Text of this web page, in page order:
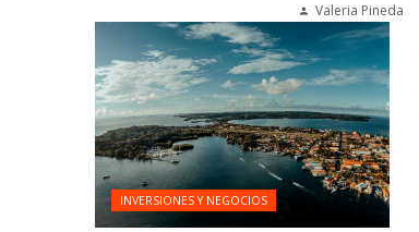
Valeria Pineda
INVERSIONES Y NEGOCIOS